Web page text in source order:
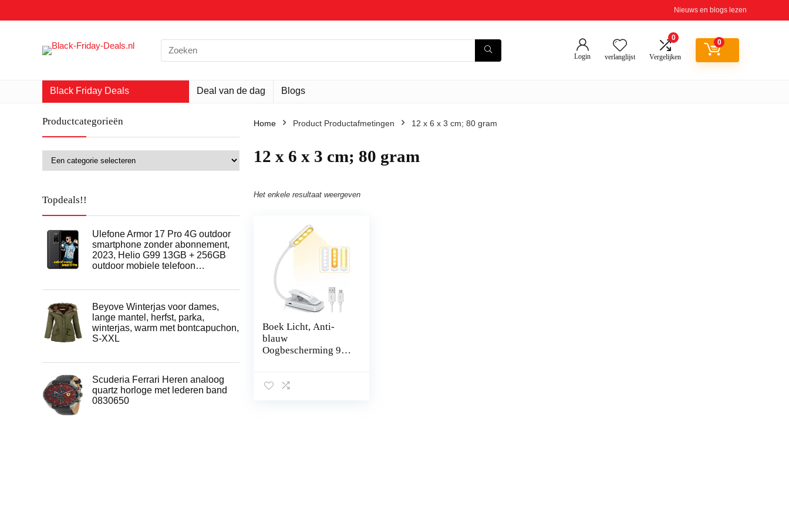
Nieuws en blogs lezen
Search
for:
Login verlanglijst
0
Vergelijken
0
Black Friday Deals Deal van de dag Blogs
Productcategorieën
Topdeals!!
Ulefone Armor 17 Pro 4G outdoor
smartphone zonder abonnement,
2023, Helio G99 13GB + 256GB
outdoor mobiele telefoon…
Beyove Winterjas voor dames,
lange mantel, herfst, parka,
winterjas, warm met bontcapuchon,
S-XXL
Scuderia Ferrari Heren analoog
quartz horloge met lederen band
0830650
Home Product Productafmetingen ‎12 x 6 x 3 cm; 80 gram
‎12 x 6 x 3 cm; 80 gram
Het enkele resultaat weergeven
Boek Licht, Anti-
blauw
Oogbescherming 9
USB oplaadbaar